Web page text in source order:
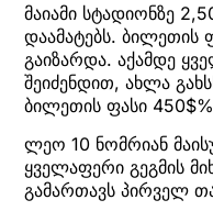
მაიამი სტადიონზე
დაამატებს. ბილეთის
გაიზარდა. აქამდე
შეიძენდით, ახლა
ბილეთის ფასი
ლეო 10 ნომრიან
ყველაფერი გეგმის
გამართავს პირველ